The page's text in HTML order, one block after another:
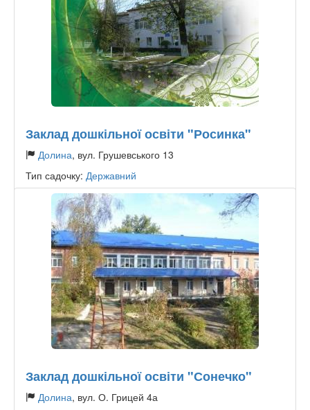
Заклад дошкільної освіти "Росинка"
Долина, вул. Грушевського 13
Тип садочку: Державний
Заклад дошкільної освіти "Сонечко"
Долина, вул. О. Грицей 4а